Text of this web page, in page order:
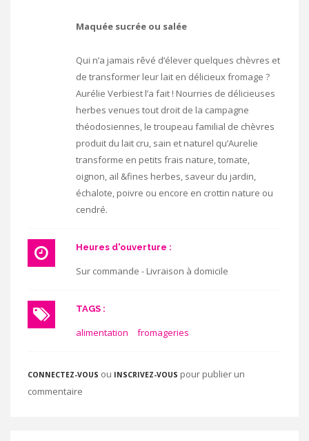
Maquée sucrée ou salée
Qui n’a jamais rêvé d’élever quelques chèvres et
de transformer leur lait en délicieux fromage ?
Aurélie Verbiest l’a fait ! Nourries de délicieuses
herbes venues tout droit de la campagne
théodosiennes, le troupeau familial de chèvres
produit du lait cru, sain et naturel qu’Aurelie
transforme en petits frais nature, tomate,
oignon, ail &fines herbes, saveur du jardin,
échalote, poivre ou encore en crottin nature ou
cendré.
Heures d'ouverture :
Sur commande - Livraison à domicile
TAGS :
alimentation fromageries
CONNECTEZ-VOUS ou INSCRIVEZ-VOUS pour publier un
commentaire